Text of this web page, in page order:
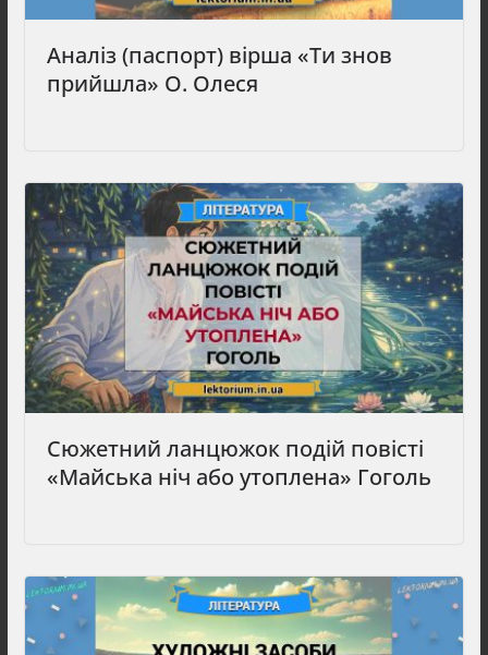
Аналіз (паспорт) вірша «Ти знов
прийшла» О. Олеся
Сюжетний ланцюжок подій повісті
«Майська ніч або утоплена» Гоголь